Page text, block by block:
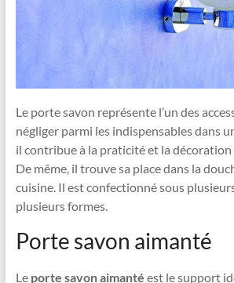
Le porte savon représente l’un des
négliger parmi les indispensables dans
il contribue à la praticité et la décoration
De même, il trouve sa place dans la
cuisine. Il est confectionné sous
plusieurs formes.
Porte savon aimanté
Le porte savon aimanté est le support